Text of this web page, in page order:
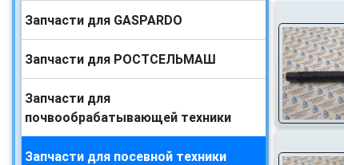
Запчасти для GASPARDO
Запчасти для РОСТСЕЛЬМАШ
Запчасти для
почвообрабатывающей техники
Запчасти для посевной техники